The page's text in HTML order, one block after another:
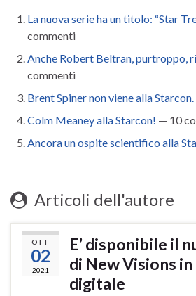
La nuova serie ha un titolo: “Star
commenti
Anche Robert Beltran, purtroppo,
commenti
Brent Spiner non viene alla Starcon.
Colm Meaney alla Starcon! — 10
Ancora un ospite scientifico alla
Articoli dell'autore
OTT
02
2021
E’ disponibile il
di New Visions
digitale